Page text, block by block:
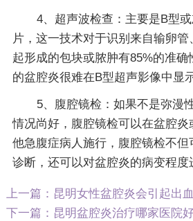
4、超声波检查：主要是B型
片，这一技术对于识别来自输卵
起形成的包块或脓肿有85%的准
的盆腔炎很难在B型超声影像中显
5、腹腔镜检：如果不是弥漫
情况尚好，腹腔镜检可以在盆腔
他急腹症病人施行，腹腔镜检不但
诊断，还可以对盆腔炎的病变程度
上一篇： 昆明女性盆腔炎会引起出
下一篇： 昆明盆腔炎治疗哪家医院